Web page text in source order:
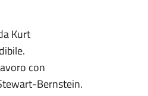
Kurt
con
Bernstein.